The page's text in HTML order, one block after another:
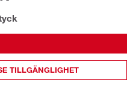
TILLGÄNGLIGHET